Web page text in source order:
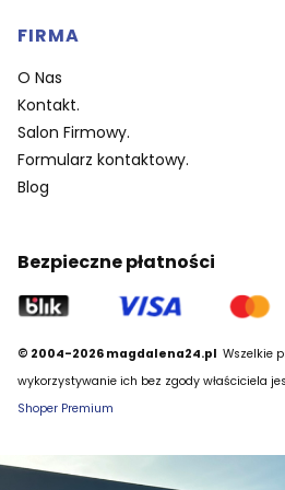
FIRMA
O Nas
Kontakt.
Salon Firmowy.
Formularz kontaktowy.
Blog
Bezpieczne płatności
© 2004-2026 magdalena24.pl Wszelkie
wykorzystywanie ich bez zgody właściciela
Shoper Premium